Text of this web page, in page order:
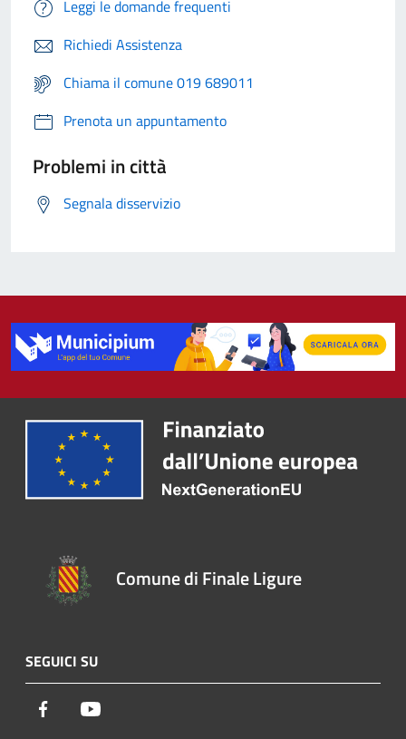
Leggi le domande frequenti
Richiedi Assistenza
Chiama il comune 019 689011
Prenota un appuntamento
Problemi in città
Segnala disservizio
Comune di Finale Ligure
SEGUICI SU
Facebook